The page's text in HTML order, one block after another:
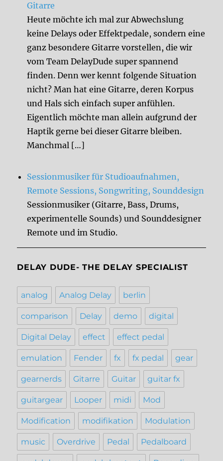
Gitarre
Heute möchte ich mal zur Abwechslung
keine Delays oder Effektpedale, sondern eine
ganz besondere Gitarre vorstellen, die wir
vom Team DelayDude super spannend
finden. Denn wer kennt folgende Situation
nicht? Man hat eine Gitarre, deren Korpus
und Hals sich einfach super anfühlen.
Eigentlich möchte man allein aufgrund der
Haptik gerne bei dieser Gitarre bleiben.
Manchmal […]
Sessionmusiker für Studioaufnahmen,
Remote Sessions, Songwriting, Sounddesign
Sessionmusiker (Gitarre, Bass, Drums,
experimentelle Sounds) und Sounddesigner
Remote und im Studio.
DELAY DUDE- THE DELAY SPECIALIST
analog Analog Delay berlin
comparison Delay demo digital
Digital Delay effect effect pedal
emulation Fender fx fx pedal gear
gearnerds Gitarre Guitar guitar fx
guitargear Looper midi Mod
Modification modifikation Modulation
music Overdrive Pedal Pedalboard